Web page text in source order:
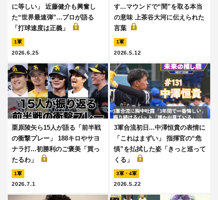
に等しい」 近藤健介も興奮し
た“世界最速弾”...プロが語る
「打球速度は正義」
1軍
2026.6.25
す...マウンドで“間”を取る本当
の意味 上茶谷大河に伝えられた
言葉
1軍
2026.5.12
栗原陵矢ら15人が語る「前半戦
の衝撃プレー」 188キロやサヨ
ナラ打...初勝利のご褒美「買っ
たるわ」
1軍
2026.7.1
3軍合流初日...中澤恒貴の表情に
「これはまずい」 指揮官の“危
惧”を払拭した姿「きっと巡って
くる」
3軍・4軍
2026.5.22